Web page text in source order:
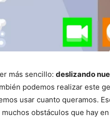
más sencillo: deslizando
podemos realizar este
usar cuanto queramos.
obstáculos que hay